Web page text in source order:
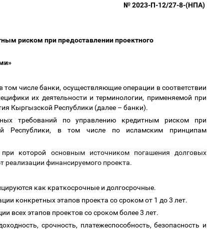
№ 2023-П-12/27-8-(НПА)
риском при предоставлении проектного
числе банки, осуществляющие операции в соответствии
их деятельности и терминологии, применяемой при
Кыргызской Республики (далее – банки).
требований по управлению кредитным риском при
Республики, в том числе по иcламским принципам
которой основным источником погашения долговых
реализации финансируемого проекта.
как краткосрочные и долгосрочные.
конкретных этапов проекта со сроком от 1 до 3 лет.
всех этапов проектов со сроком более 3 лет.
срочность, платежеспособность, безопасность и